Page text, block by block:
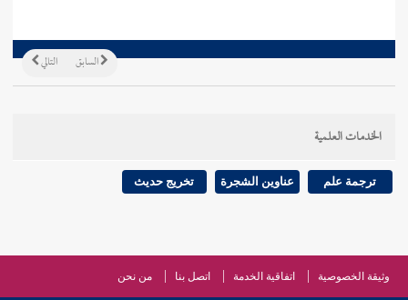
التالي السابق
الخدمات العلمية
ترجمة علم عناوين الشجرة تخريج حديث
وثيقة الخصوصية اتفاقية الخدمة اتصل بنا من نحن